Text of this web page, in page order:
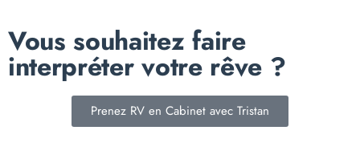
Vous souhaitez faire
interpréter votre rêve ?
Prenez RV en Cabinet avec Tristan